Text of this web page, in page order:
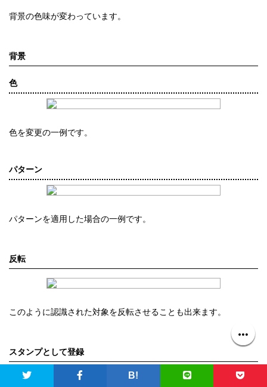
背景の色味が変わっています。
背景
色
色を変更の一例です。
パターン
パターンを適用した場合の一例です。
反転
このように認識された対象を反転させることも出来ます。
スタンプとして登録
B!